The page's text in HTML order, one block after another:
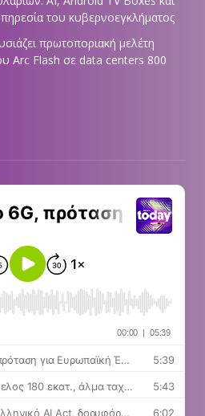
του κυβερνοεγκλήματος
πρωτοποριακή μελέτη
Arc Flash σε data centers 800